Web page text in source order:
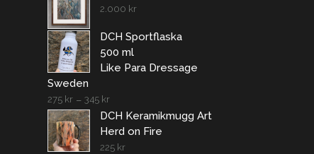
2.000 kr
DCH Sportflaska
500 ml
Like Para Dressage
Sweden
275 kr– 345 kr
DCH Keramikmugg Art
Herd on Fire
225 kr